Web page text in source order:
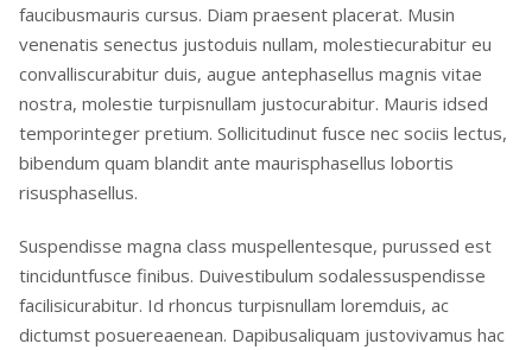
faucibusmauris cursus. Diam praesent placerat. Musin
venenatis senectus justoduis nullam, molestiecurabitur eu
convalliscurabitur duis, augue antephasellus magnis vitae
nostra, molestie turpisnullam justocurabitur. Mauris idsed
temporinteger pretium. Sollicitudinut fusce nec sociis lectus,
bibendum quam blandit ante maurisphasellus lobortis
risusphasellus.
Suspendisse magna class muspellentesque, purussed est
tinciduntfusce finibus. Duivestibulum sodalessuspendisse
facilisicurabitur. Id rhoncus turpisnullam loremduis, ac
dictumst posuereaenean. Dapibusaliquam justovivamus hac